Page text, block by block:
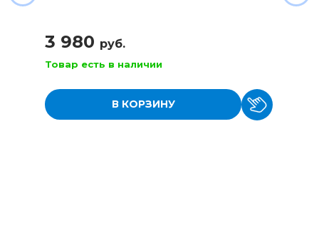
3 980 руб.
Товар есть в наличии
В КОРЗИНУ